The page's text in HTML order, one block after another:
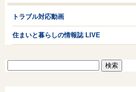
トラブル対応動画
住まいと暮らしの情報誌 LIVE